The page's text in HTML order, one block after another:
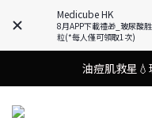
Medicube HK
8月APP下載禮🎁_玻尿酸
粒(*每人僅可領取1次)
謝安琪愛用
謝安琪愛用
油痘肌救星💧
果凍噴霧